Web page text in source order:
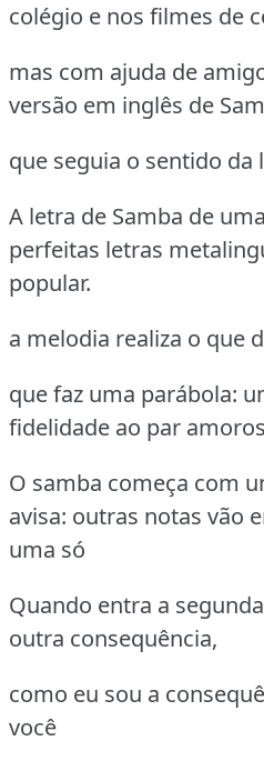
colégio e nos filmes de
mas com ajuda de
versão em inglês de
que seguia o sentido da
A letra de Samba de
perfeitas letras
popular.
a melodia realiza o que
que faz uma parábola:
fidelidade ao par
O samba começa com
avisa: outras notas vão
uma só
Quando entra a
outra consequência,
como eu sou a
você